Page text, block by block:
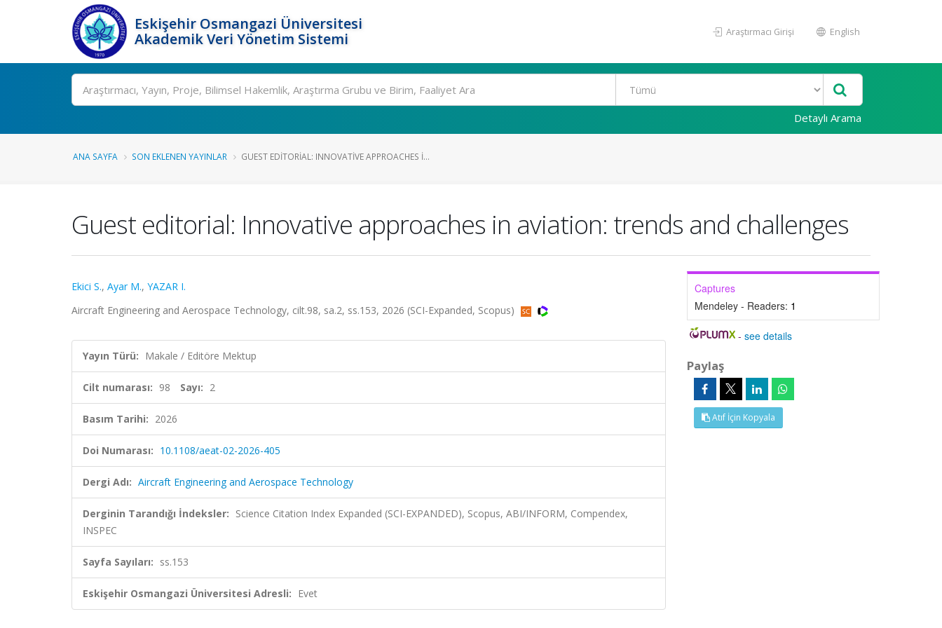
Eskişehir Osmangazi Üniversitesi
Akademik Veri Yönetim Sistemi
Araştırmacı Girişi English
Ara
Detaylı Arama
ANA SAYFA SON EKLENEN YAYINLAR GUEST EDITORIAL: INNOVATIVE APPROACHES I...
Guest editorial: Innovative approaches in aviation: trends and challenges
Ekici S., Ayar M., YAZAR I.
Aircraft Engineering and Aerospace Technology, cilt.98, sa.2, ss.153, 2026 (SCI-Expanded, Scopus)
Yayın Türü: Makale / Editöre Mektup
Cilt numarası: 98 Sayı: 2
Basım Tarihi: 2026
Doi Numarası: 10.1108/aeat-02-2026-405
Dergi Adı: Aircraft Engineering and Aerospace Technology
Derginin Tarandığı İndeksler: Science Citation Index Expanded (SCI-EXPANDED), Scopus, ABI/INFORM, Compendex,
INSPEC
Sayfa Sayıları: ss.153
Eskişehir Osmangazi Üniversitesi Adresli: Evet
Captures
Mendeley - Readers: 1
-see details
Paylaş
Atıf İçin Kopyala